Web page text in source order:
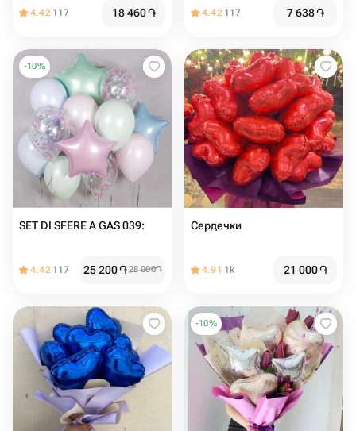
4.42 117 18 460֏ 4.42 117 7 638֏
-10%
SET DI SFERE A GAS 039:
4.42 117 25 200֏28 000֏
Сердечки
4.91 1k 21 000֏
-10%